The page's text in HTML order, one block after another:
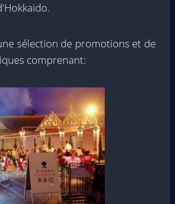
sélection de promotions et de
comprenant: